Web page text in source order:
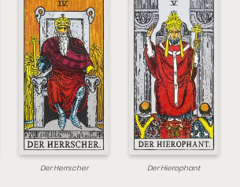
Der Herrscher Der Hierophant